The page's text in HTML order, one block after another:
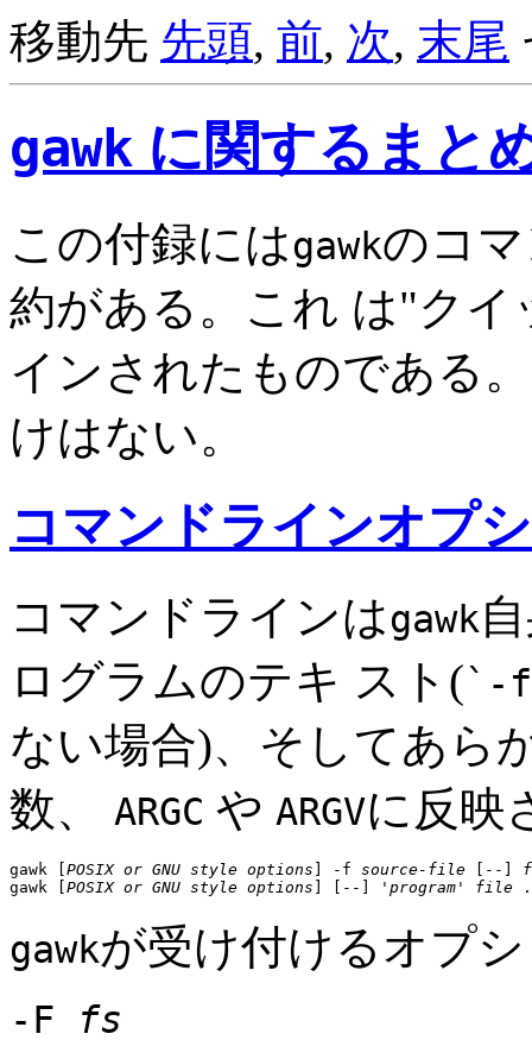
移動先 先頭, 前, 次, 末尾
gawk に関するまと
この付録にはgawkのコ
約がある。これ は"ク
インされたものである
けはない。
コマンドラインオプ
コマンドラインはgawk
ログラムのテキ スト(`-
ない場合)、そしてあら
数、
ARGC や ARGVに反映
gawk [POSIX or GNU style options ] -f source-file [ -- ]
gawk [POSIX or GNU style options ] [ -- ] ' program ' file
gawkが受け付けるオプ
-F
fs